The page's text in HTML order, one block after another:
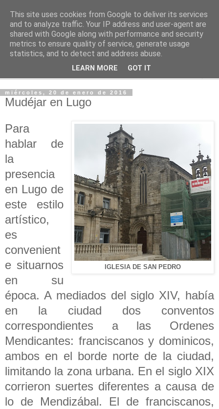
PASEANTE SILENCIOSO
Blog personal de Emilio Valadé del Río
miércoles, 20 de enero de 2016
Mudéjar en Lugo
IGLESIA DE SAN PEDRO
Para
hablar de
la
presencia
en Lugo de
este estilo
artístico,
es
convenient
e situarnos
en su
época. A mediados del siglo XIV, había
en la ciudad dos conventos
correspondientes a las Ordenes
Mendicantes: franciscanos y dominicos,
ambos en el borde norte de la ciudad,
limitando la zona urbana. En el siglo XIX
corrieron suertes diferentes a causa de
lo de Mendizábal. El de franciscanos,
This site uses cookies from Google to deliver its services
and to analyze traffic. Your IP address and user-agent are
shared with Google along with performance and security
metrics to ensure quality of service, generate usage
statistics, and to detect and address abuse.
LEARN MORE GOT IT